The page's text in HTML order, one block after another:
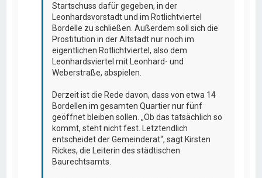
Startschuss dafür gegeben, in der
Leonhardsvorstadt und im Rotlichtviertel
Bordelle zu schließen. Außerdem soll sich die
Prostitution in der Altstadt nur noch im
eigentlichen Rotlichtviertel, also dem
Leonhardsviertel mit Leonhard- und
Weberstraße, abspielen.
Derzeit ist die Rede davon, dass von etwa 14
Bordellen im gesamten Quartier nur fünf
geöffnet bleiben sollen. „Ob das tatsächlich so
kommt, steht nicht fest. Letztendlich
entscheidet der Gemeinderat“, sagt Kirsten
Rickes, die Leiterin des städtischen
Baurechtsamts.